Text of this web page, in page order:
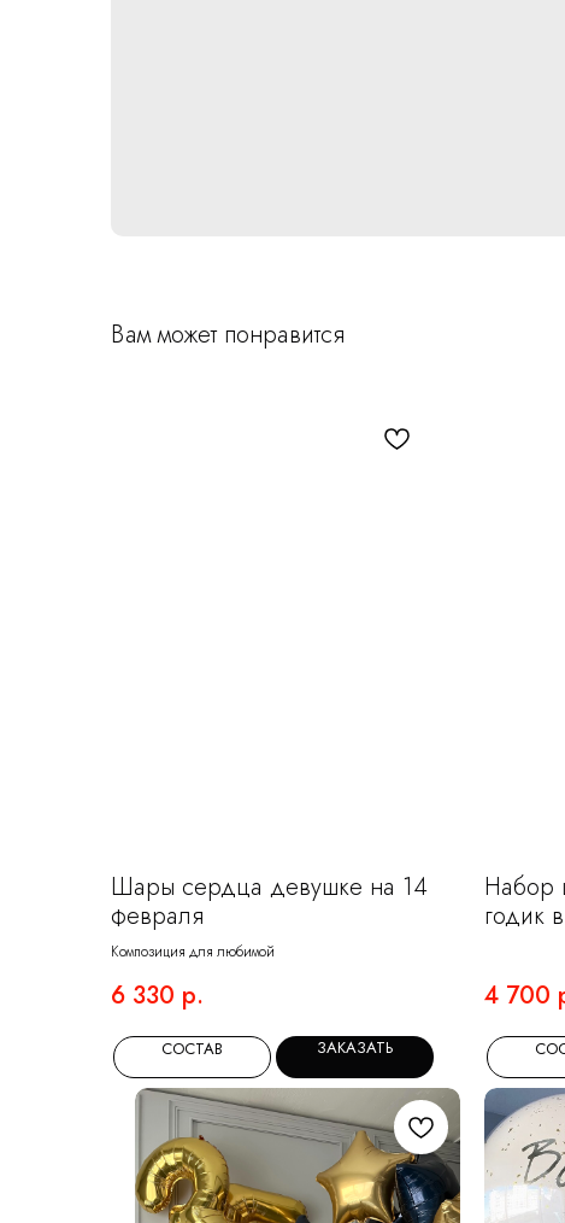
Вам может понравится
Шары сердца девушке на 14
февраля
Композиция для любимой
6 330 р.
СОСТАВ ЗАКАЗАТЬ
Набор
годик
4 700